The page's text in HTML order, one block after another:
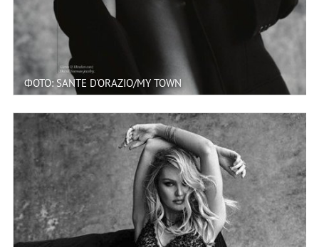
ФОТО: SANTE D'ORAZIO/MY TOWN